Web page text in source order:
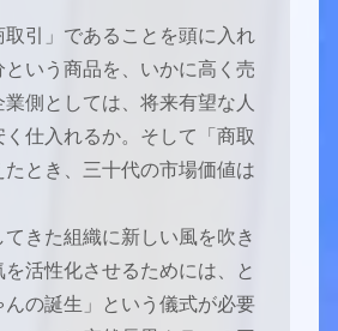
取引」であることを頭に入れ
という商品を、いかに高く売
業側としては、将来有望な人
仕入れるか。そして「商取
たとき、三十代の市場価値は
てきた組織に新しい風を吹き
活性化させるためには、と
んの誕生」という儀式が必要